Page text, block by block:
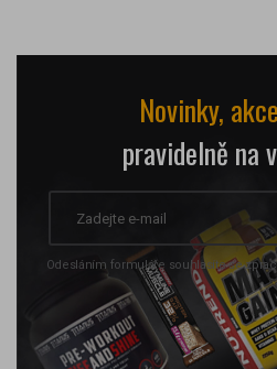
Novinky,
pravidelně na
Odesláním formuláře souhlasíte se